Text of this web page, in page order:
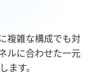
複雑な構成でも対
ルに合わせた一元
ます。